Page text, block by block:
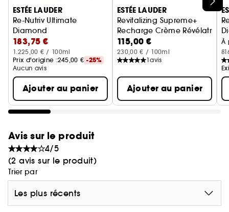
ESTÉE LAUDER
Re-Nutriv Ultimate
Diamond
Crème Longévité Éclat Contour des Yeux
183,75 €
1.225,00 € / 100ml
Prix d'origine :245,00 € -25%
Aucun avis
Ajouter au panier
ESTÉE LAUDER
Revitalizing Supreme+
Recharge Crème Révélatrice
115,00 €
230,00 € / 100ml
1avis
Ajouter au panier
À
Avis sur le produit
4/5
(2 avis sur le produit)
Trier par
Les plus récents